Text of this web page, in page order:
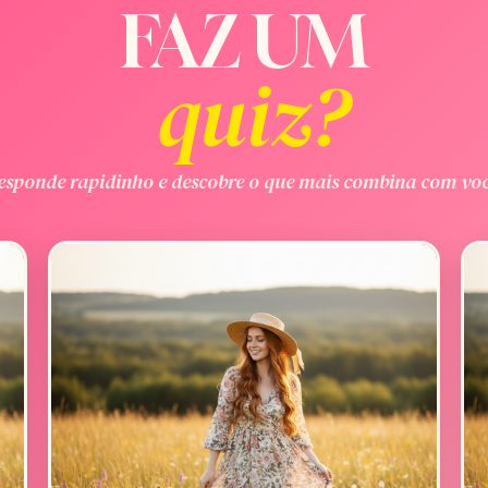
FAZ UM
quiz?
rapidinho e descobre o que mais combina com